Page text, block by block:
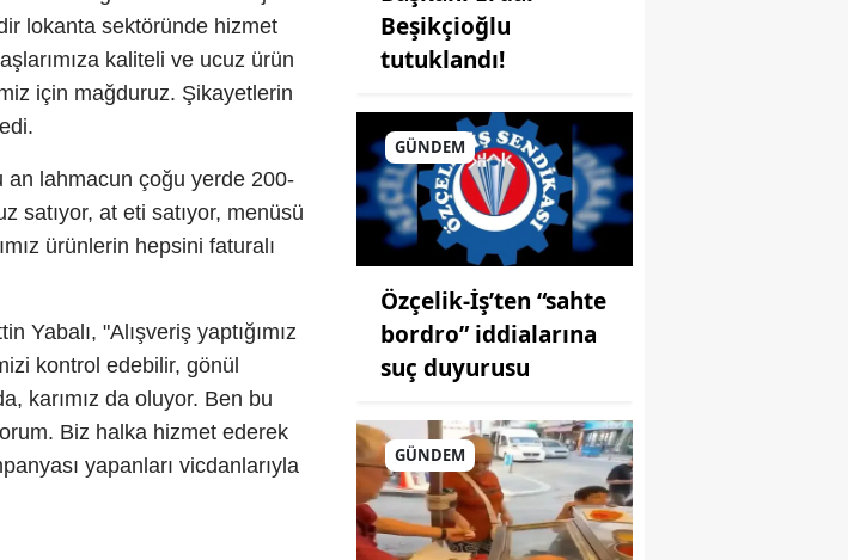
lokanta sektöründe hizmet
kaliteli ve ucuz ürün
için mağduruz. Şikayetlerin
an lahmacun çoğu yerde 200-
satıyor, at eti satıyor, menüsü
ürünlerin hepsini faturalı
Yabalı, "Alışveriş yaptığımız
kontrol edebilir, gönül
karımız da oluyor. Ben bu
Biz halka hizmet ederek
yapanları vicdanlarıyla
Beşikçioğlu
tutuklandı!
GÜNDEM
Özçelik-İş’ten “sahte
bordro” iddialarına
suç duyurusu
GÜNDEM